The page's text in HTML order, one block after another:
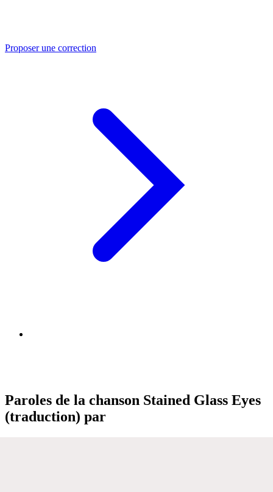
Proposer une correction
Paroles de la chanson Stained Glass Eyes
(traduction) par